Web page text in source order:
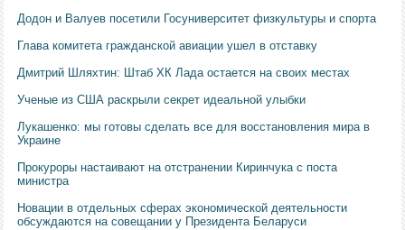
Додон и Валуев посетили Госуниверситет физкультуры и спорта
Глава комитета гражданской авиации ушел в отставку
Дмитрий Шляхтин: Штаб ХК Лада остается на своих местах
Ученые из США раскрыли секрет идеальной улыбки
Лукашенко: мы готовы сделать все для восстановления мира в
Украине
Прокуроры настаивают на отстранении Киринчука с поста
министра
Новации в отдельных сферах экономической деятельности
обсуждаются на совещании у Президента Беларуси